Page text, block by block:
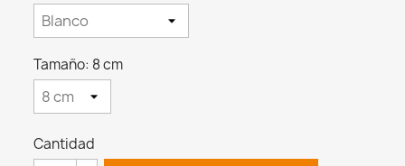
Tamaño: 8 cm
Cantidad